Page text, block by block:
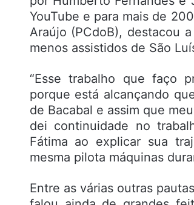
YouTube e para mais de
Araújo (PCdoB), destacou
menos assistidos de São
“Esse trabalho que faço
porque está alcançando
de Bacabal e assim que
dei continuidade no
Fátima ao explicar sua
mesma pilota máquinas
Entre as várias outras